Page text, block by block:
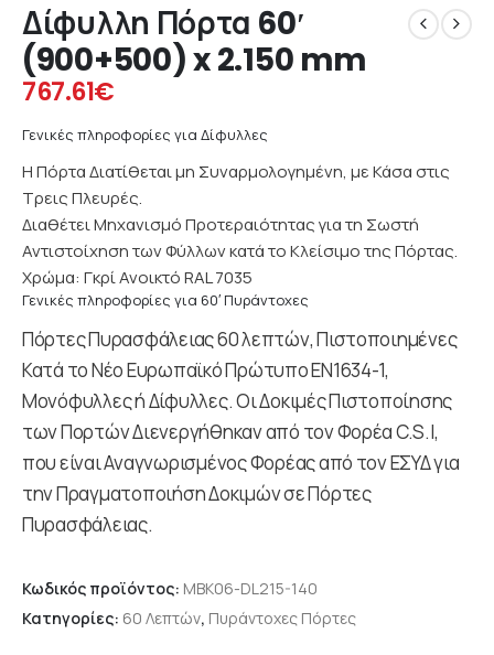
Δίφυλλη Πόρτα 60′
(900+500) x 2.150 mm
767.61€
Γενικές πληροφορίες για Δίφυλλες
Η Πόρτα Διατίθεται μη Συναρμολογημένη, με Κάσα στις
Τρεις Πλευρές.
Διαθέτει Μηχανισμό Προτεραιότητας για τη Σωστή
Αντιστοίχηση των Φύλλων κατά το Κλείσιμο της Πόρτας.
Χρώμα: Γκρί Ανοικτό RAL 7035
Γενικές πληροφορίες για 60′ Πυράντοχες
Πόρτες Πυρασφάλειας 60 λεπτών, Πιστοποιημένες
Κατά το Νέο Ευρωπαϊκό Πρώτυπο ΕΝ1634-1,
Μονόφυλλες ή Δίφυλλες. Οι Δοκιμές Πιστοποίησης
των Πορτών Διενεργήθηκαν από τον Φορέα C.S.I,
που είναι Αναγνωρισμένος Φορέας από τον ΕΣΥΔ για
την Πραγματοποιήση Δοκιμών σε Πόρτες
Πυρασφάλειας.
Κωδικός προϊόντος: MBK06-DL215-140
Κατηγορίες: 60 Λεπτών, Πυράντοχες Πόρτες